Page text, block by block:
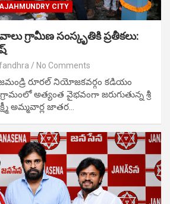
CITY
గ్రామీణ సంస్కృతికి ప్రతీకలు:
No Comments
రూరల్ నియోజకవర్గం కడియం
అత్యంత వైభవంగా జరుగుతున్న శ్రీ
అమ్మవార్ల జాతర…